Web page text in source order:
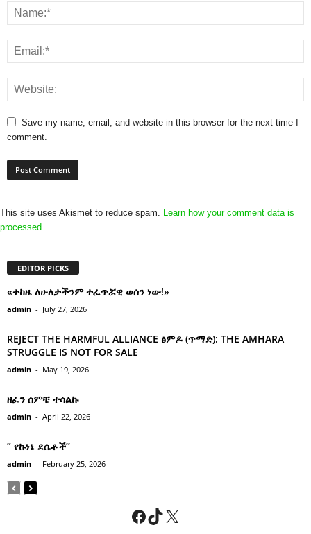
Save my name, email, and website in this browser for the next time I
comment.
This site uses Akismet to reduce spam. Learn how your comment data is
processed.
EDITOR PICKS
«ተከዜ ለሁለታችንም ተፈጥሯዊ ወሰን ነው!»
admin - July 27, 2026
REJECT THE HARMFUL ALLIANCE ፅምዶ (ጥማድ): THE AMHARA
STRUGGLE IS NOT FOR SALE
admin - May 19, 2026
ዘፈን ሰምቼ ተሳልኩ
admin - April 22, 2026
” የኩነኔ ደሴቶች’’
admin - February 25, 2026
Facebook
TikTok
X